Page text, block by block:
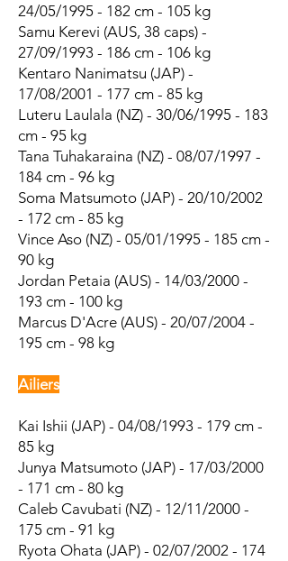
24/05/1995 - 182 cm - 105 kg
Samu Kerevi (AUS, 38 caps) -
27/09/1993 - 186 cm - 106 kg
Kentaro Nanimatsu (JAP) -
17/08/2001 - 177 cm - 85 kg
Luteru Laulala (NZ) - 30/06/1995 - 183
cm - 95 kg
Tana Tuhakaraina (NZ) - 08/07/1997 -
184 cm - 96 kg
Soma Matsumoto (JAP) - 20/10/2002
- 172 cm - 85 kg
Vince Aso (NZ) - 05/01/1995 - 185 cm -
90 kg
Jordan Petaia (AUS) - 14/03/2000 -
193 cm - 100 kg
Marcus D'Acre (AUS) - 20/07/2004 -
195 cm - 98 kg
Ailiers
Kai Ishii (JAP) - 04/08/1993 - 179 cm -
85 kg
Junya Matsumoto (JAP) - 17/03/2000
- 171 cm - 80 kg
Caleb Cavubati (NZ) - 12/11/2000 -
175 cm - 91 kg
Ryota Ohata (JAP) - 02/07/2002 - 174